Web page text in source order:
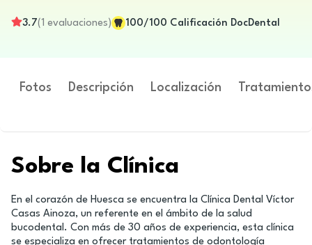
3.7(1 evaluaciones) 100/100 Calificación DocDental
Fotos Descripción Localización
Sobre la Clínica
En el corazón de Huesca se encuentra la Clínica Dental Víctor
Casas Ainoza, un referente en el ámbito de la salud
bucodental. Con más de 30 años de experiencia, esta clínica
se especializa en ofrecer tratamientos de odontología